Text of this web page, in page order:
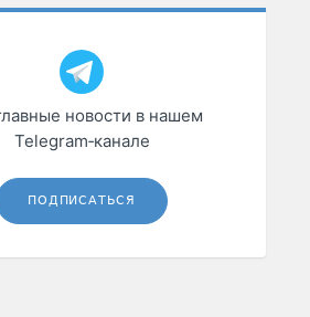
новости в нашем
Telegram‑канале
ПОДПИСАТЬСЯ